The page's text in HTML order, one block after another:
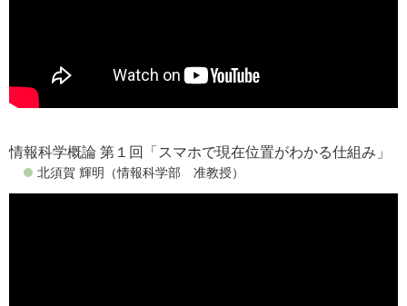
情報科学概論 第１回「スマホで現在位置がわかる仕組み」
北須賀 輝明（情報科学部 准教授）